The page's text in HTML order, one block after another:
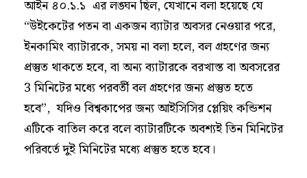
আইন ৪০.১.১ এর লঙ্ঘন ছিল, যেখানে বলা হয়েছে যে
“উইকেটের পতন বা একজন ব্যাটার অবসর নেওয়ার পরে,
ইনকামিং ব্যাটারকে, সময় না বলা হলে, বল গ্রহণের জন্য
প্রস্তুত থাকতে হবে, বা অন্য ব্যাটারকে বরখাস্ত বা অবসরের
3 মিনিটের মধ্যে পরবর্তী বল গ্রহণের জন্য প্রস্তুত হতে
হবে”, যদিও বিশ্বকাপের জন্য আইসিসির প্লেয়িং কন্ডিশন
এটিকে বাতিল করে বলে ব্যাটারটিকে অবশ্যই তিন মিনিটের
পরিবর্তে দুই মিনিটের মধ্যে প্রস্তুত হতে হবে।